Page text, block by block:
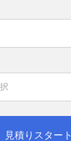
見積りスタート